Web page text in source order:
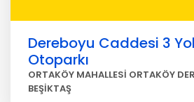
Dereboyu Caddesi 3
Otoparkı
ORTAKÖY MAHALLESİ ORTAKÖY
BEŞİKTAŞ